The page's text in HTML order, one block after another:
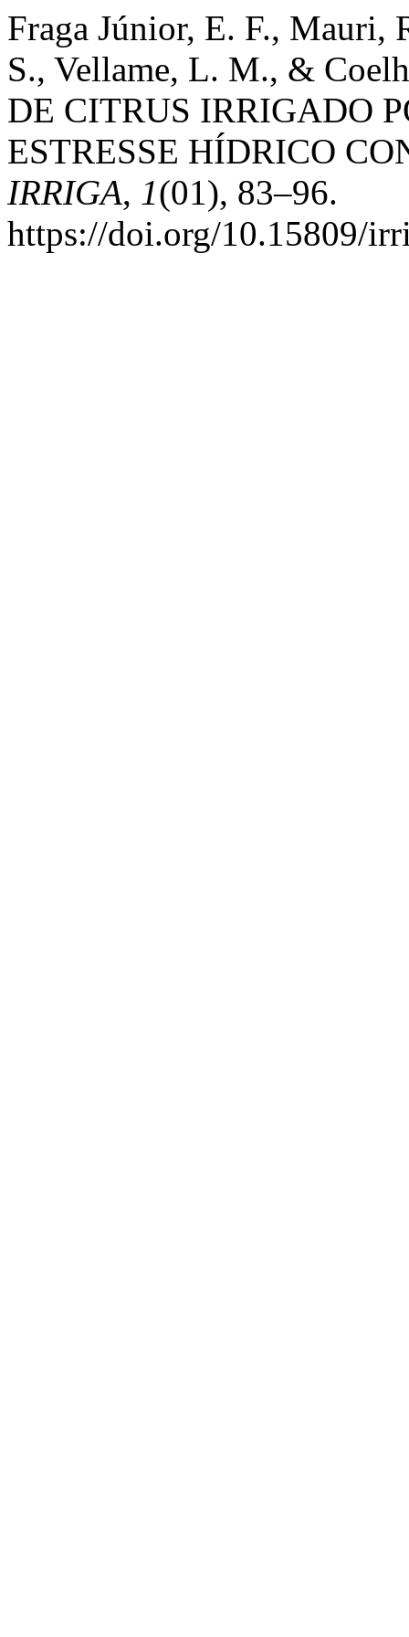
Fraga Júnior, E. F., Mauri,
S., Vellame, L. M., &
DE CITRUS IRRIGADO
ESTRESSE HÍDRICO
IRRIGA, 1(01), 83–96.
https://doi.org/10.15809/